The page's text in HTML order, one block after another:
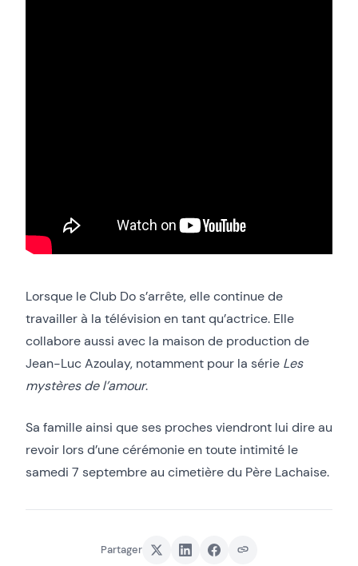
Lorsque le Club Do s’arrête, elle continue de
travailler à la télévision en tant qu’actrice. Elle
collabore aussi avec la maison de production de
Jean-Luc Azoulay, notamment pour la série Les
mystères de l’amour.
Sa famille ainsi que ses proches viendront lui dire au
revoir lors d’une cérémonie en toute intimité le
samedi 7 septembre au cimetière du Père Lachaise.
Partager